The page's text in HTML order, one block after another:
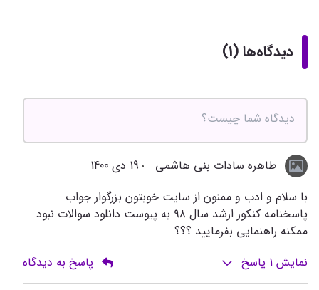
دیدگاه‌ها (1)
طاهره سادات بنی هاشمی
19 دی 1400
با سلام و ادب و ممنون از سایت خوبتون بزرگوار جواب
پاسخنامه کنکور ارشد سال ۹۸ به پیوست دانلود سوالات نبود
ممکنه راهنمایی بفرمایید ؟؟؟
نمایش 1 پاسخ پاسخ به دیدگاه